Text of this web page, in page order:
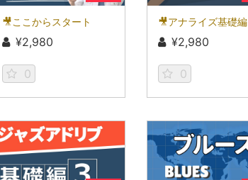
🎥ここからスタート
¥2,980
0
🎥アナライズ基礎編
¥2,980
0